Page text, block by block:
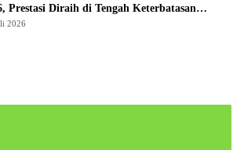
Prestasi Diraih di Tengah Keterbatasan
2026